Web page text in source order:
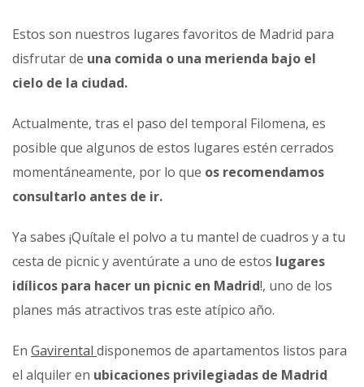
Estos son nuestros lugares favoritos de Madrid para
disfrutar de una comida o una merienda bajo el
cielo de la ciudad.
Actualmente, tras el paso del temporal Filomena, es
posible que algunos de estos lugares estén cerrados
momentáneamente, por lo que os recomendamos
consultarlo antes de ir.
Ya sabes ¡Quítale el polvo a tu mantel de cuadros y a tu
cesta de picnic y aventúrate a uno de estos lugares
idílicos para hacer un picnic en Madrid!, uno de los
planes más atractivos tras este atípico año.
En Gavirental disponemos de apartamentos listos para
el alquiler en ubicaciones privilegiadas de Madrid